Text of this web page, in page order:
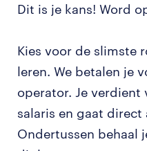
Dit is je kans! Word
Kies voor de slimste
leren. We betalen je
operator. Je verdient
salaris en gaat direct
Ondertussen behaal